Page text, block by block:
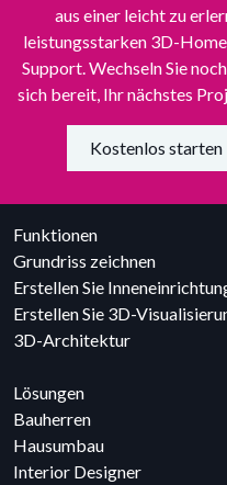
aus einer leicht zu
leistungsstarken 3D-
Support. Wechseln Sie
sich bereit, Ihr nächstes
Kostenlos starten
Funktionen
Grundriss zeichnen
Erstellen Sie
Erstellen Sie 3D-
3D-Architektur
Lösungen
Bauherren
Hausumbau
Interior Designer